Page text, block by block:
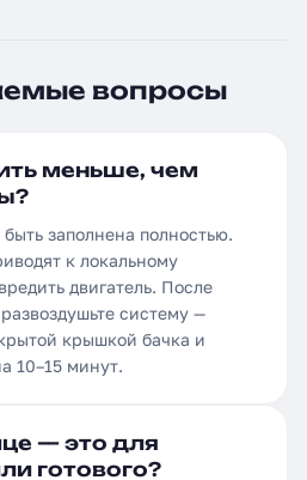
вопросы
меньше, чем
заполнена полностью.
к локальному
двигатель. После
систему —
крышкой бачка и
10–15 минут.
— это для
готового?